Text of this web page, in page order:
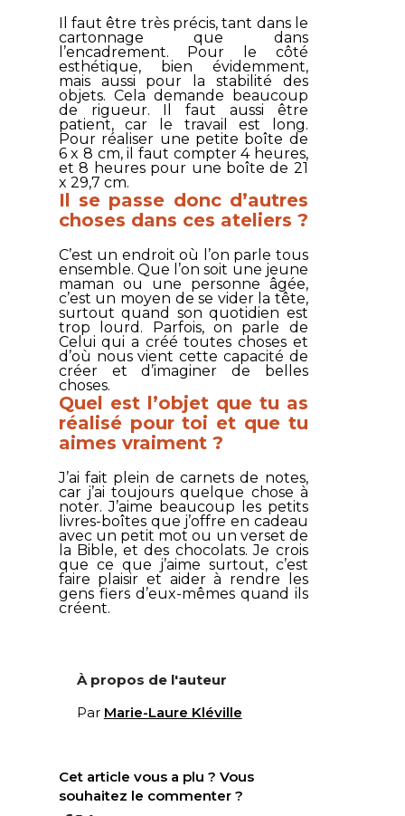
Il faut être très précis, tant dans le
cartonnage que dans
l’encadrement. Pour le côté
esthétique, bien évidemment,
mais aussi pour la stabilité des
objets. Cela demande beaucoup
de rigueur. Il faut aussi être
patient, car le travail est long.
Pour réaliser une petite boîte de
6 x 8 cm, il faut compter 4 heures,
et 8 heures pour une boîte de 21
x 29,7 cm.
Il se passe donc d’autres
choses dans ces ateliers ?
C’est un endroit où l’on parle tous
ensemble. Que l’on soit une jeune
maman ou une personne âgée,
c’est un moyen de se vider la tête,
surtout quand son quotidien est
trop lourd. Parfois, on parle de
Celui qui a créé toutes choses et
d’où nous vient cette capacité de
créer et d’imaginer de belles
choses.
Quel est l’objet que tu as
réalisé pour toi et que tu
aimes vraiment ?
J’ai fait plein de carnets de notes,
car j’ai toujours quelque chose à
noter. J’aime beaucoup les petits
livres-boîtes que j’offre en cadeau
avec un petit mot ou un verset de
la Bible, et des chocolats. Je crois
que ce que j’aime surtout, c’est
faire plaisir et aider à rendre les
gens fiers d’eux-mêmes quand ils
créent.
À propos de l'auteur
Par Marie-Laure Kléville
Cet article vous a plu ? Vous
souhaitez le commenter ?